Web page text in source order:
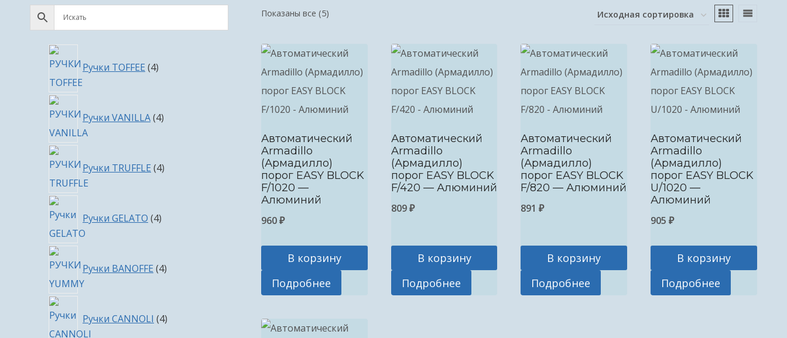
Показаны все (5)
Автоматический
Armadillo
(Армадилло)
порог EASY BLOCK
F/1020 —
Алюминий
960₽
В корзину
Подробнее
Автоматический
Armadillo
(Армадилло)
порог EASY BLOCK
F/420 — Алюминий
809₽
В корзину
Подробнее
Автоматический
Armadillo
(Армадилло)
порог EASY BLOCK
F/820 — Алюминий
891₽
В корзину
Подробнее
Автоматический
Armadillo
(Армадилло)
порог EASY BLOCK
U/1020 —
Алюминий
905₽
В корзину
Подробнее
Ручки TOFFEE 4товара
Ручки VANILLA 4товара
Ручки TRUFFLE 4товара
Ручки GELATO 4товара
Ручки BANOFFE 4товара
Ручки CANNOLI 4товара